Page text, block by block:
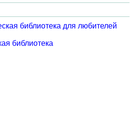
библиотека